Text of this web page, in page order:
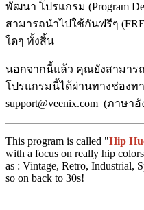
พัฒนา โปรแกรม (Program
สามารถนำไปใช้กันฟรีๆ
ใดๆ ทั้งสิ้น
นอกจากนี้แล้ว คุณยังสามาร
โปรแกรมนี้ได้ผ่านทางช่องทา
support@veenix.com (ภาษา
This program is called "Hip
with a focus on really hip
as : Vintage, Retro, Industrial,
so on back to 30s!